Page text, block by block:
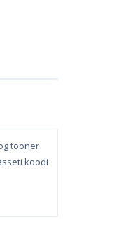
tooner
koodi